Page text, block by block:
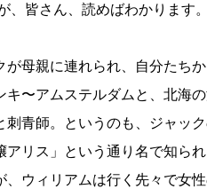
、皆さん、読めばわかります
が母親に連れられ、自分たち
キ〜アムステルダムと、北海
刺青師。というのも、ジャッ
アリス」という通り名で知ら
、ウィリアムは行く先々で女